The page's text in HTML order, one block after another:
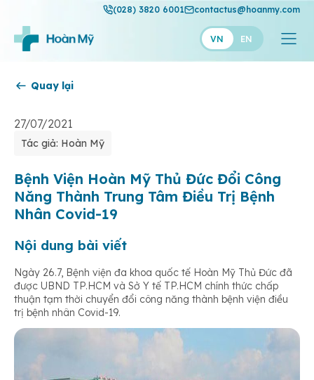
(028) 3820 6001 contactus@hoanmy.com
VN EN
Thuận Mỹ
Quay lại
27/07/2021
Tác giả: Hoàn Mỹ
Bệnh Viện Hoàn Mỹ Thủ Đức Đổi Công
Năng Thành Trung Tâm Điều Trị Bệnh
Nhân Covid-19
Nội dung bài viết
Ngày 26.7, Bệnh viện đa khoa quốc tế Hoàn Mỹ Thủ Đức đã
được UBND TP.HCM và Sở Y tế TP.HCM chính thức chấp
thuận tạm thời chuyển đổi công năng thành bệnh viện điều
trị bệnh nhân Covid-19.